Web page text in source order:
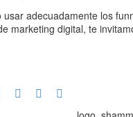
adecuadamente los
marketing digital, te